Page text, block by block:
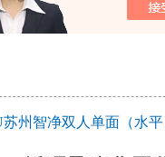
苏州智净双人单面（水